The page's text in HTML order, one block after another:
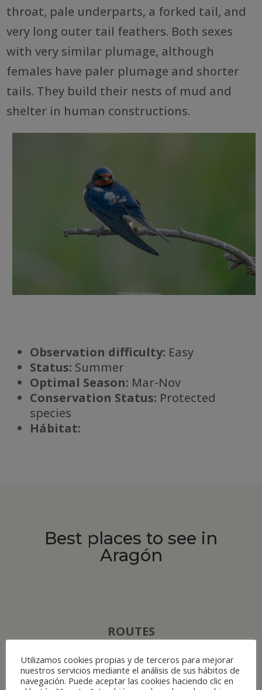
throat, pale underparts, a forked tail, and
very long outer tail feathers. Both sexes
with very similar plumage, although
females have paler plumage and shorter
tails. They build their nests of mud and
shelter in human constructions.
Observation difficulty: Easy
Status: Summer
Optimal Season: Mar-Nov
Conservation Status: Protected
species
Hábitat:
Best places to see in
Aragón
ROUTES
Utilizamos cookies propias y de terceros para mejorar
nuestros servicios mediante el análisis de sus hábitos de
navegación. Puede aceptar las cookies haciendo clic en